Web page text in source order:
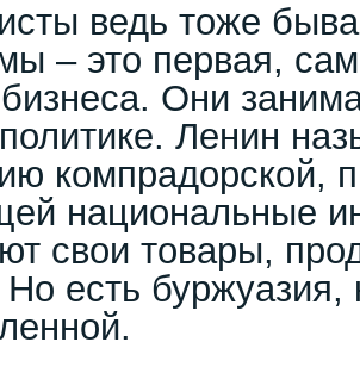
ведь тоже
– это первая,
Они
Ленин
компрадорской,
национальные
свои товары,
есть